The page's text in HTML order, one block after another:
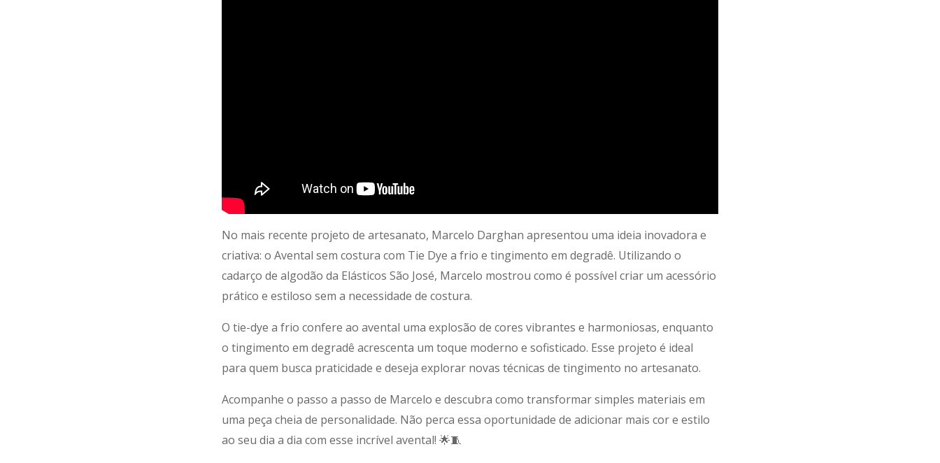
No mais recente projeto de artesanato, Marcelo Darghan apresentou uma ideia inovadora e
criativa: o Avental sem costura com Tie Dye a frio e tingimento em degradê. Utilizando o
cadarço de algodão da Elásticos São José, Marcelo mostrou como é possível criar um acessório
prático e estiloso sem a necessidade de costura.
O tie-dye a frio confere ao avental uma explosão de cores vibrantes e harmoniosas, enquanto
o tingimento em degradê acrescenta um toque moderno e sofisticado. Esse projeto é ideal
para quem busca praticidade e deseja explorar novas técnicas de tingimento no artesanato.
Acompanhe o passo a passo de Marcelo e descubra como transformar simples materiais em
uma peça cheia de personalidade. Não perca essa oportunidade de adicionar mais cor e estilo
ao seu dia a dia com esse incrível avental! 🌟🧵